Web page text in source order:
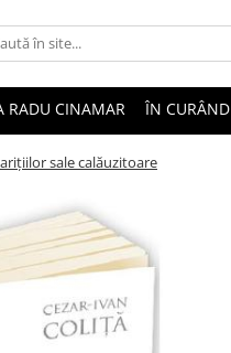
RADU CINAMAR ÎN CURÂND
sale calăuzitoare